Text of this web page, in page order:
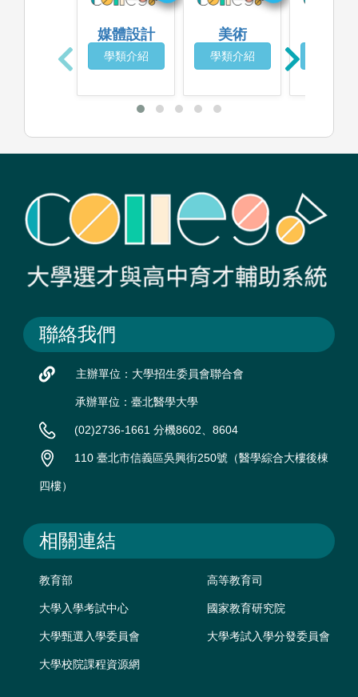
媒體設計
學類介紹
美術
學類介紹
聯絡我們
主辦單位：大學招生委員會聯合會
承辦單位：臺北醫學大學
(02)2736-1661 分機8602、8604
110 臺北市信義區吳興街250號（醫學綜合大樓後棟
四樓）
相關連結
教育部 高等教育司
大學入學考試中心 國家教育研究院
大學甄選入學委員會 大學考試入學分發委員會
大學校院課程資源網